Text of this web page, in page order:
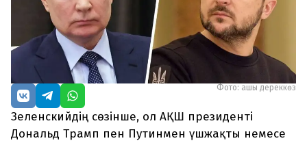
Фото: ашық дереккөз
Зеленскийдің сөзінше, ол АҚШ президенті
Дональд Трамп пен Путинмен үшжақты немесе